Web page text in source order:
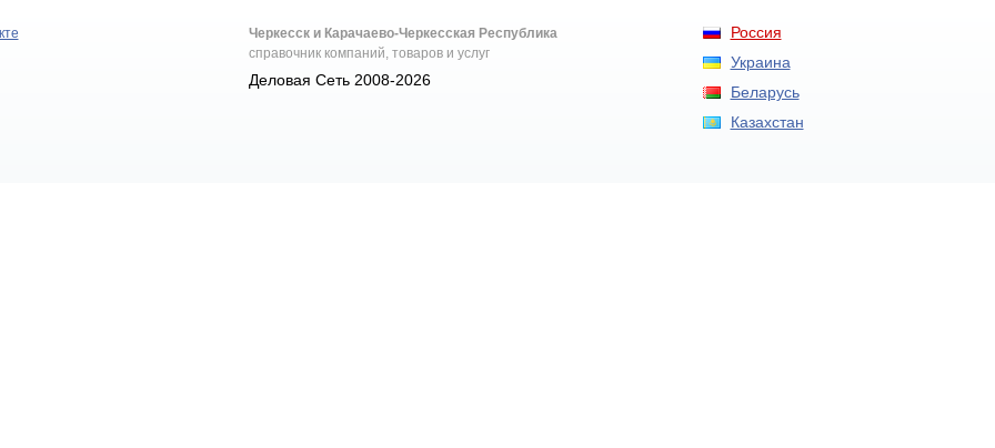
Россия
Украина
Беларусь
Казахстан
Черкесск и Карачаево-Черкесская Республика
справочник компаний, товаров и услуг
Деловая Сеть 2008-2026